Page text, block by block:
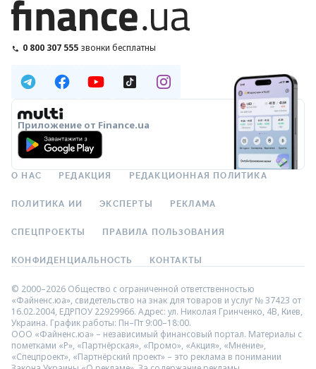
0 800 307 555 звонки бесплатны
Приложение от Finance.ua
О НАС РЕДАКЦИЯ РЕДАКЦИОННАЯ ПОЛИТИКА
ПОЛИТИКА ИИ ЭКСПЕРТЫ РЕКЛАМА
СПЕЦПРОЕКТЫ ПРАВИЛА ПОЛЬЗОВАНИЯ
КОНФИДЕНЦИАЛЬНОСТЬ КОНТАКТЫ
© 2000–2026 Общество с ограниченной ответственностью
«Файненс.юа», свидетельство на знак для товаров и услуг № 37423 от
16.02.2004, ЕДРПОУ 22929966. Адрес: ул. Николая Гринченко, 4В, Киев,
Украина. График работы: Пн–Пт 9:00–18:00.
ООО «Файненс.юа» – независимый финансовый портал. Материалы с
пометками «Р», «Партнёрская», «Промо», «Акция», «Мнение»,
«Спецпроект», «Партнёрский проект» – это реклама в понимании